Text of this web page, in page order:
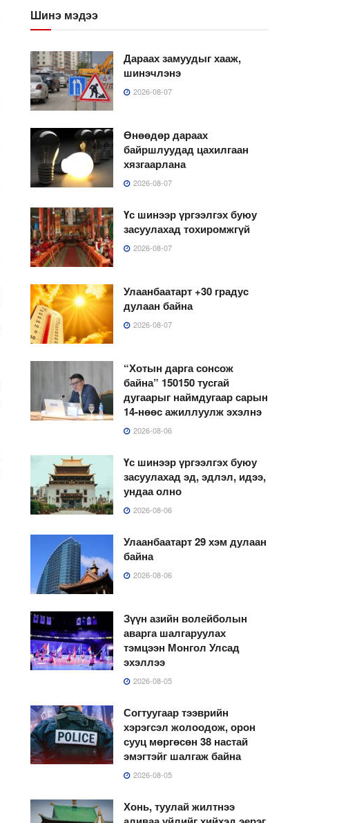
Шинэ мэдээ
Дараах замуудыг хааж,
шинэчлэнэ
2026-08-07
Өнөөдөр дараах
байршлуудад цахилгаан
хязгаарлана
2026-08-07
Үс шинээр үргээлгэх буюу
засуулахад тохиромжгүй
2026-08-07
Улаанбаатарт +30 градус
дулаан байна
2026-08-07
“Хотын дарга сонсож
байна” 150150 тусгай
дугаарыг наймдугаар сарын
14-нөөс ажиллуулж эхэлнэ
2026-08-06
Үс шинээр үргээлгэх буюу
засуулахад эд, эдлэл, идээ,
ундаа олно
2026-08-06
Улаанбаатарт 29 хэм дулаан
байна
2026-08-06
Зүүн азийн волейболын
аварга шалгаруулах
тэмцээн Монгол Улсад
эхэллээ
2026-08-05
Согтуугаар тээврийн
хэрэгсэл жолоодож, орон
сууц мөргөсөн 38 настай
эмэгтэйг шалгаж байна
2026-08-05
Хонь, туулай жилтнээ